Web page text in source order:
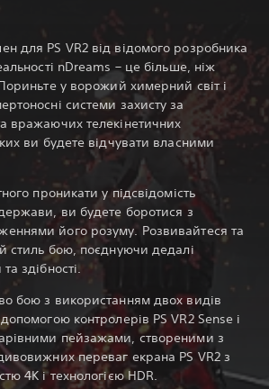
для PS VR2 від відомого розробника
nDreams – це більше, ніж
у ворожий химерний світ і
системи захисту за
вражаючих телекінетичних
ви будете відчувати власними
проникати у підсвідомість
ви будете боротися з
його розуму. Розвивайтеся та
стиль бою, поєднуючи дедалі
здібності.
бою з використанням двох видів
контролерів PS VR2 Sense і
пейзажами, створеними з
переваг екрана PS VR2 з
4K і технологією HDR.